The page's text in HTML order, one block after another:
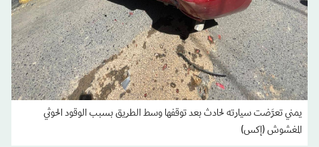
يمني تعرَّضت سيارته لحادث بعد توقفها وسط الطريق بسبب الوقود الحوثي
المغشوش (إكس)